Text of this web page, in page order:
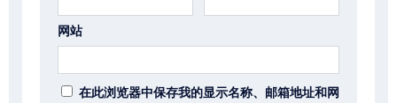
网站
在此浏览器中保存我的显示名称、邮箱地址和网